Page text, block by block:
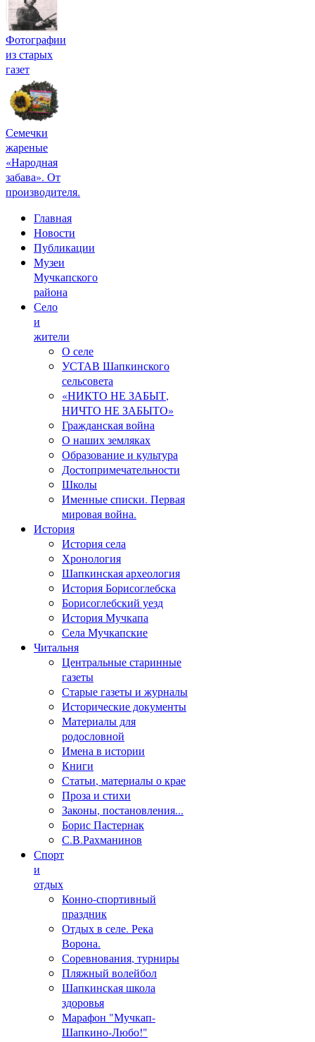
Фотографии
из старых
газет
Семечки
жареные
«Народная
забава». От
производителя.
Главная
Новости
Публикации
Музеи
Мучкапского
района
Село
и
жители
О селе
УСТАВ Шапкинского
сельсовета
«НИКТО НЕ ЗАБЫТ,
НИЧТО НЕ ЗАБЫТО»
Гражданская война
О наших земляках
Образование и культура
Достопримечательности
Школы
Именные списки. Первая
мировая война.
История
История села
Хронология
Шапкинская археология
История Борисоглебска
Борисоглебский уезд
История Мучкапа
Села Мучкапские
Читальня
Центральные старинные
газеты
Старые газеты и журналы
Исторические документы
Материалы для
родословной
Имена в истории
Книги
Статьи, материалы о крае
Проза и стихи
Законы, постановления...
Борис Пастернак
С.В.Рахманинов
Спорт
и
отдых
Конно-спортивный
праздник
Отдых в селе. Река
Ворона.
Соревнования, турниры
Пляжный волейбол
Шапкинская школа
здоровья
Марафон "Мучкап-
Шапкино-Любо!"